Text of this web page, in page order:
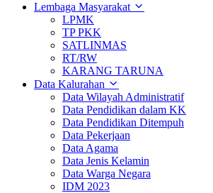
Lembaga Masyarakat
LPMK
TP PKK
SATLINMAS
RT/RW
KARANG TARUNA
Data Kalurahan
Data Wilayah Administratif
Data Pendidikan dalam KK
Data Pendidikan Ditempuh
Data Pekerjaan
Data Agama
Data Jenis Kelamin
Data Warga Negara
IDM 2023